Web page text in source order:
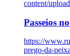
content/
Passeios
https://
prego-da-